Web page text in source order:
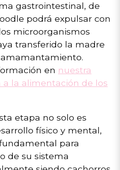
gastrointestinal, de
podrá expulsar con
microorganismos
transferido la madre
en nuestra
la alimentación de los
etapa no solo es
físico y mental,
para
de su sistema